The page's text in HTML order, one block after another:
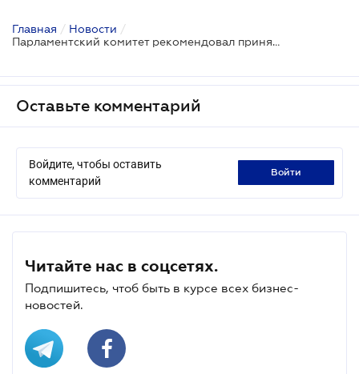
Главная / Новости /
Парламентский комитет рекомендовал принять за основу проект Кодекса о банкротстве
Оставьте комментарий
Войдите, чтобы оставить
комментарий
войти
Читайте нас в соцсетях.
Подпишитесь, чтоб быть в курсе всех бизнес-
новостей.